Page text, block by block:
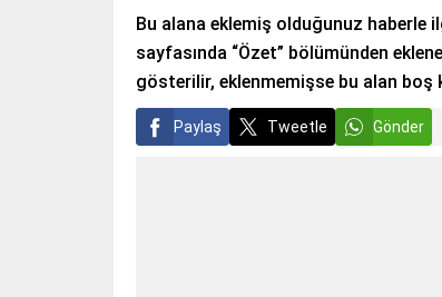
Bu alana eklemiş olduğunuz haberle
sayfasında “Özet” bölümünden
gösterilir, eklenmemişse bu alan boş
Paylaş Tweetle Gönder